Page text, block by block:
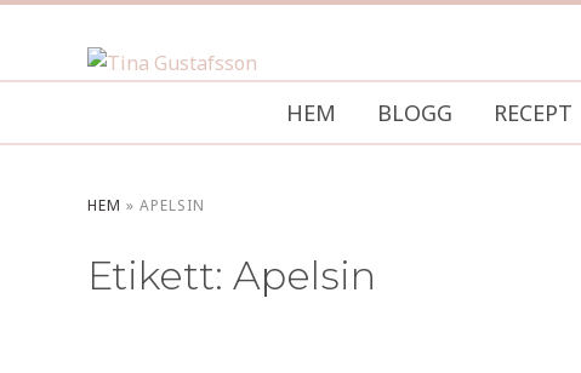
HEM BLOGG RECEPT
HEM » APELSIN
Etikett: Apelsin